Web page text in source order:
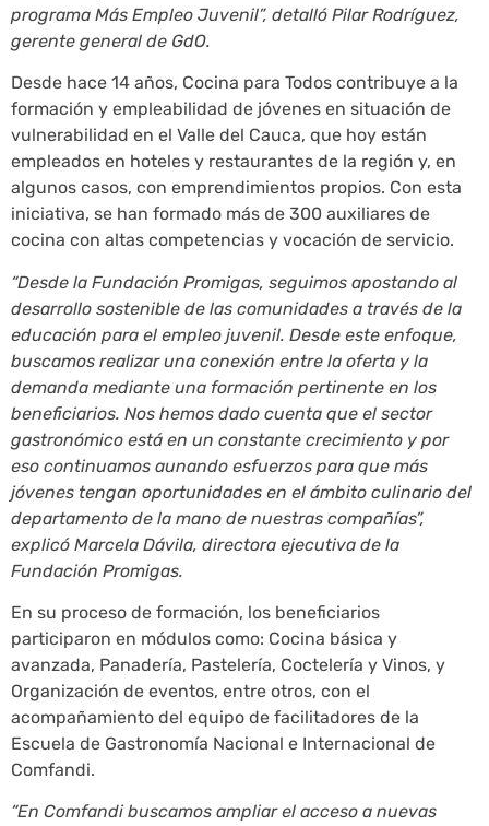
programa Más Empleo Juvenil”, detalló Pilar Rodríguez,
gerente general de GdO.
Desde hace 14 años, Cocina para Todos contribuye a la
formación y empleabilidad de jóvenes en situación de
vulnerabilidad en el Valle del Cauca, que hoy están
empleados en hoteles y restaurantes de la región y, en
algunos casos, con emprendimientos propios. Con esta
iniciativa, se han formado más de 300 auxiliares de
cocina con altas competencias y vocación de servicio.
“Desde la Fundación Promigas, seguimos apostando al
desarrollo sostenible de las comunidades a través de la
educación para el empleo juvenil. Desde este enfoque,
buscamos realizar una conexión entre la oferta y la
demanda mediante una formación pertinente en los
beneficiarios. Nos hemos dado cuenta que el sector
gastronómico está en un constante crecimiento y por
eso continuamos aunando esfuerzos para que más
jóvenes tengan oportunidades en el ámbito culinario del
departamento de la mano de nuestras compañías”,
explicó Marcela Dávila, directora ejecutiva de la
Fundación Promigas.
En su proceso de formación, los beneficiarios
participaron en módulos como: Cocina básica y
avanzada, Panadería, Pastelería, Coctelería y Vinos, y
Organización de eventos, entre otros, con el
acompañamiento del equipo de facilitadores de la
Escuela de Gastronomía Nacional e Internacional de
Comfandi.
“En Comfandi buscamos ampliar el acceso a nuevas